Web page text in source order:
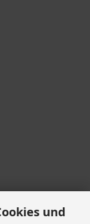
und